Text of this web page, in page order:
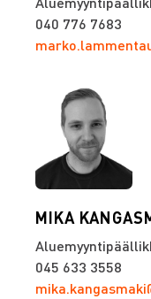
040 776 7683
MIKA
045 633 3558